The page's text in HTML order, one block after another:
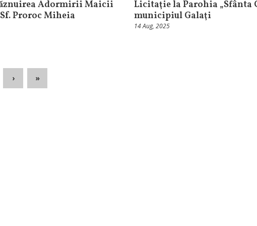
Adormirii Maicii
Proroc Miheia
Licitaţie la Parohia „Sfânta
municipiul Galaţi
14 Aug, 2025
› »